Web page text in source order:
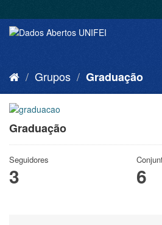
Grupos Graduação
Graduação
Seguidores
3 6